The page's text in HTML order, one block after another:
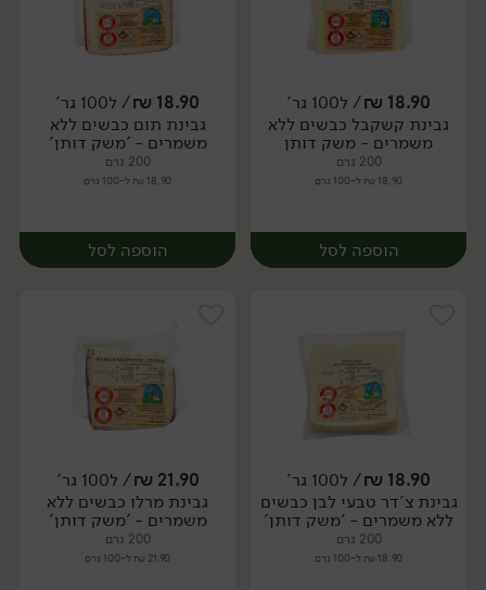
יח׳ יח׳
18.90
₪/ ל100 גר'
גבינת קשקבל כבשים ללא
משמרים - משק דותן
200 גרם
18.90 ₪ ל-100 גרם
הוספה לסל
יח׳
18.90
₪/ ל100 גר'
גבינת תום כבשים ללא
משמרים - 'משק דותן'
200 גרם
18.90 ₪ ל-100 גרם
הוספה לסל
יח׳
18.90
₪/ ל100 גר'
גבינת צ'דר טבעי לבן כבשים
ללא משמרים - 'משק דותן'
200 גרם
18.90 ₪ ל-100 גרם
21.90
₪/ ל100 גר'
גבינת מרלו כבשים ללא
משמרים - 'משק דותן'
200 גרם
21.90 ₪ ל-100 גרם